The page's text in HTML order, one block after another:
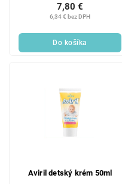
6,34 € bez DPH
7,80 €
Do košíka
Aviril detský krém 50ml